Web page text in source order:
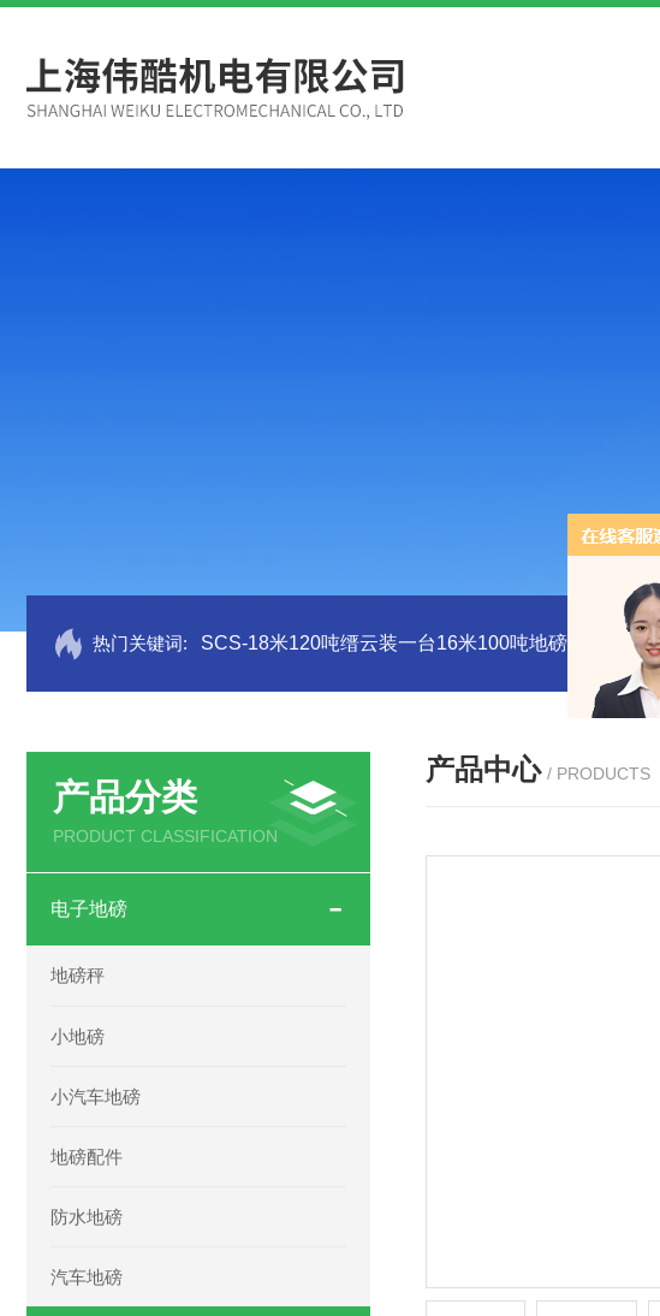
热门关键词: SCS-18米120吨缙云装一台16米100吨地磅多少钱？
产品分类
PRODUCT CLASSIFICATION
电子地磅
地磅秤
小地磅
小汽车地磅
地磅配件
防水地磅
汽车地磅
产品中心 / PRODUCTS